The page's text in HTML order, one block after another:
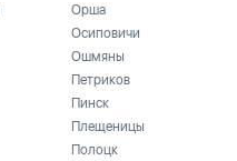
Орша
Осиповичи
Ошмяны
Петриков
Пинск
Плещеницы
Полоцк